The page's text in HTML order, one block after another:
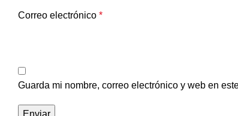
Correo electrónico *
Guarda mi nombre, correo electrónico y web en